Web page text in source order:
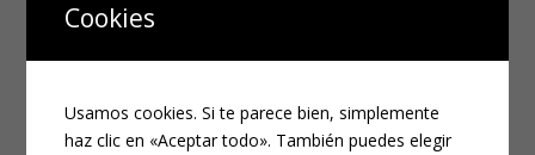
CATEGORÍAS
Cookies
Usamos cookies. Si te parece bien, simplemente
haz clic en «Aceptar todo». También puedes elegir